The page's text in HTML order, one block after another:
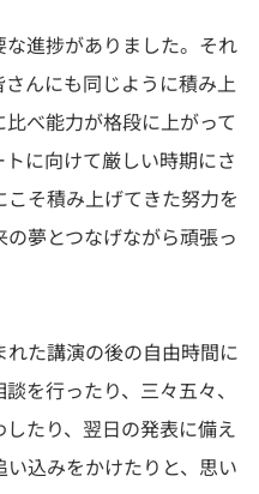
な進捗がありました。それ
んにも同じように積み上
べ能力が格段に上がって
に向けて厳しい時期にさ
そ積み上げてきた努力を
夢とつなげながら頑張っ
た講演の後の自由時間に
を行ったり、三々五々、
たり、翌日の発表に備え
込みをかけたりと、思い